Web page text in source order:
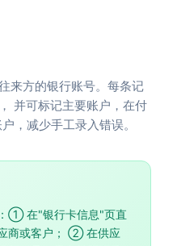
来方的银行账号。每条记
并可标记主要账户，在付
，减少手工录入错误。
① 在"银行卡信息"页直
商或客户； ② 在供应